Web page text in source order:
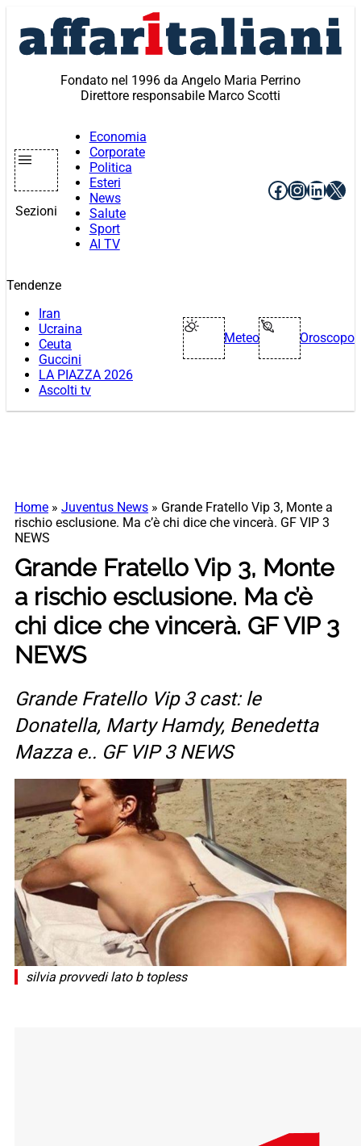
contenuto
Fondato nel 1996 da Angelo Maria Perrino
Direttore responsabile Marco Scotti
Sezioni
Economia
Corporate
Politica
Esteri
News
Salute
Sport
AI TV
Facebook
X
Tendenze
Iran
Ucraina
Ceuta
Guccini
LA PIAZZA 2026
Ascolti tv
Meteo Oroscopo
Home » Juventus News » Grande Fratello Vip 3, Monte a
rischio esclusione. Ma c’è chi dice che vincerà. GF VIP 3
NEWS
Grande Fratello Vip 3, Monte
a rischio esclusione. Ma c’è
chi dice che vincerà. GF VIP 3
NEWS
Grande Fratello Vip 3 cast: le
Donatella, Marty Hamdy, Benedetta
Mazza e.. GF VIP 3 NEWS
silvia provvedi lato b topless